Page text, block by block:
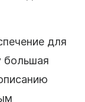
для
большая